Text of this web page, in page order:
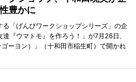
豊かに
「げんびワークショップシリーズ」の企
『ウマトモ』を作ろう！」が7月26日、
ーヨン）」（十和田市稲生町）で開かれ